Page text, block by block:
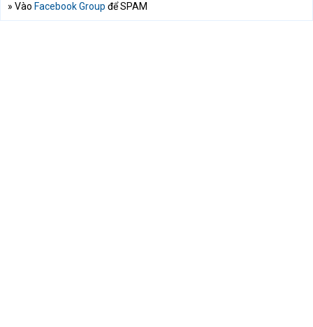
» Vào Facebook Group để SPAM